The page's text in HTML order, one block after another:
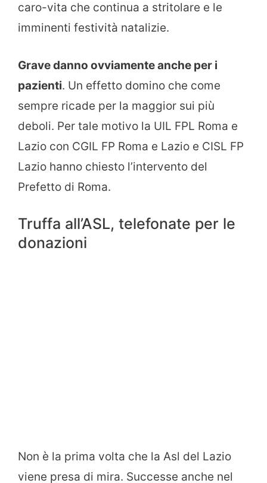
caro-vita che continua a stritolare e le
imminenti festività natalizie.
Grave danno ovviamente anche per i
pazienti. Un effetto domino che come
sempre ricade per la maggior sui più
deboli. Per tale motivo la UIL FPL Roma e
Lazio con CGIL FP Roma e Lazio e CISL FP
Lazio hanno chiesto l’intervento del
Prefetto di Roma.
Truffa all’ASL, telefonate per le
donazioni
Non è la prima volta che la Asl del Lazio
viene presa di mira. Successe anche nel